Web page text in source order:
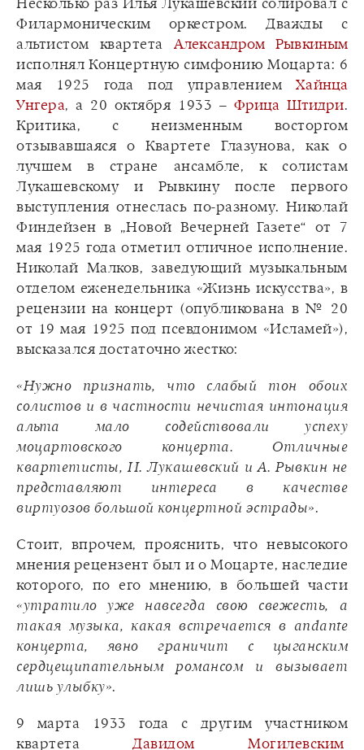
Несколько раз Илья Лукашевский солировал с
Филармоническим оркестром. Дважды с
альтистом квартетаАлександром Рывкиным
исполнял Концертную симфонию Моцарта: 6
мая 1925 года под управлениемХайнца
Унгера, а 20 октября 1933 –Фрица Штидри.
Критика, с неизменным восторгом
отзывавшаяся о Квартете Глазунова, как о
лучшем в стране ансамбле, к солистам
Лукашевскому и Рывкину после первого
выступления отнеслась по-разному. Николай
Финдейзен в „Новой Вечерней Газете“ от 7
мая 1925 года отметил отличное исполнение.
Николай Малков, заведующий музыкальным
отделом еженедельника «Жизнь искусства», в
рецензии на концерт (опубликована в № 20
от 19 мая 1925 под псевдонимом «Исламей»),
высказался достаточно жестко:
«Нужно признать, что слабый тон обоих
солистов и в частности нечистая интонация
альта мало содействовали успеху
моцартовского концерта. Отличные
квартетисты, И. Лукашевский и А. Рывкин не
представляют интереса в качестве
виртуозов большой концертной эстрады».
Стоит, впрочем, прояснить, что невысокого
мнения рецензент был и о Моцарте, наследие
которого, по его мнению, в большей части
«утратило уже навсегда свою свежесть, а
такая музыка, какая встречается в andante
концерта, явно граничит с цыганским
сердцещипательным романсом и вызывает
лишь улыбку».
9 марта 1933 года с другим участником
квартетаДавидом Могилевским